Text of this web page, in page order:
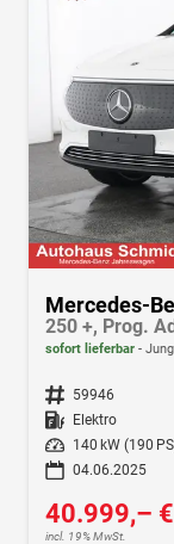
Mercedes-
sofort lieferbar
Fahrzeugnr. 59946
Kraftstoff Elektro
Leistung
140 kW (190
04.06.2025
40.999,– €
incl. 19% MwSt.